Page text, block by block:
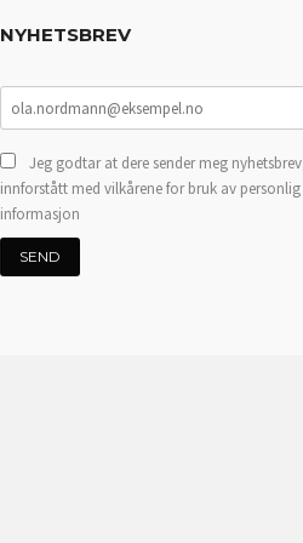
NYHETSBREV
Jeg godtar at dere sender meg
innforstått med vilkårene for bruk av personlig
informasjon